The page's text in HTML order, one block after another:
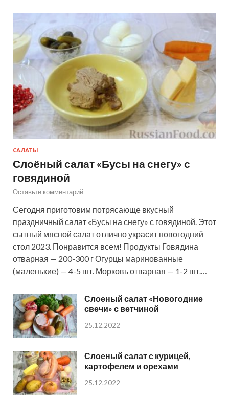
САЛАТЫ
Слоёный салат «Бусы на снегу» с
говядиной
Оставьте комментарий
Сегодня приготовим потрясающе вкусный
праздничный салат «Бусы на снегу» с говядиной. Этот
сытный мясной салат отлично украсит новогодний
стол 2023. Понравится всем! Продукты Говядина
отварная — 200-300 г Огурцы маринованные
(маленькие) — 4-5 шт. Морковь отварная — 1-2 шт.…
Слоеный салат «Новогодние
свечи» с ветчиной
25.12.2022
Слоеный салат с курицей,
картофелем и орехами
25.12.2022